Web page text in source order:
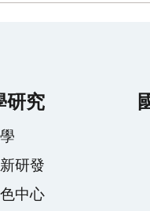
研究
研發
中心